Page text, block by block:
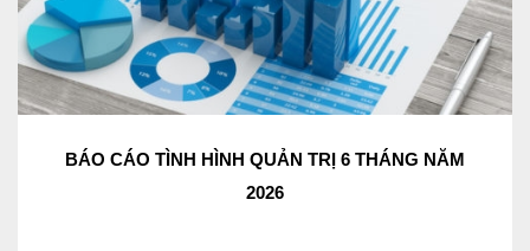
BÁO CÁO TÌNH HÌNH QUẢN TRỊ 6 THÁNG NĂM
2026